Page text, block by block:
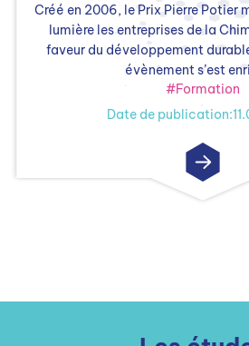
Créé en 2006, le Prix Pierre Potier
lumière les entreprises de la
faveur du développement
évènement s’est
#Formation
Date de